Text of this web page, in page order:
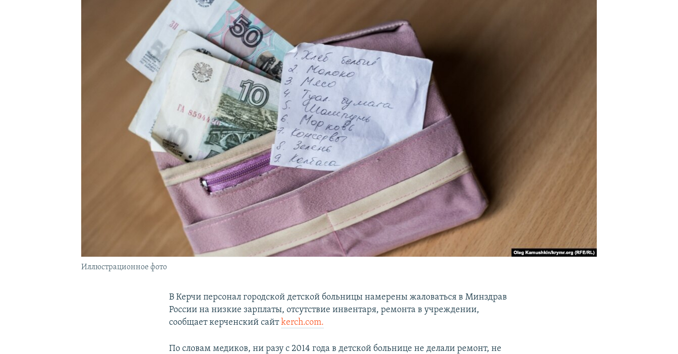
Иллюстрационное фото
В Керчи персонал городской детской больницы намерены жаловаться в Минздрав
России на низкие зарплаты, отсутствие инвентаря, ремонта в учреждении,
сообщает керченский сайтkerch.com.
По словам медиков, ни разу с 2014 года в детской больнице не делали ремонт, не